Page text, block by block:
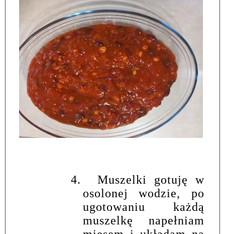
4.
Muszelki gotuję w
osolonej wodzie, po
ugotowaniu każdą
muszelkę napełniam